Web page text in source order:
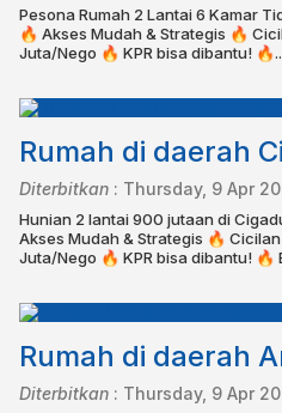
Pesona Rumah 2 Lantai 6 Kamar
🔥 Akses Mudah & Strategis 🔥
Juta/Nego 🔥 KPR bisa dibantu!⁣⁣⁣⁣⁣
Rumah di daerah
Diterbitkan : Thursday, 9 Apr
Hunian 2 lantai 900 jutaan di
Akses Mudah & Strategis 🔥
Juta/Nego 🔥 KPR bisa dibantu!⁣⁣⁣⁣⁣ 🔥
Rumah di daerah
Diterbitkan : Thursday, 9 Apr